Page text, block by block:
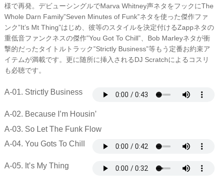
様で再発。デビューシングルでMarva Whitney声ネタをフックにThe
Whole Darn Family”Seven Minutes of Funk”ネタを使った傑作ファ
ンク”It’s Mt Thing”はじめ、彼等のスタイルを決定付けるZappネタの
重低音ファンクネスの傑作”You Got To Chill”、Bob Marleyネタが衝
撃的だったタイトルトラック”Strictly Business”等もう定番お約束ア
イテムが満載です。更に随所に挿入されるDJ Scratchによるコスリ
も必聴です。
A-01. Strictly Business
A-02. Because I’m Housin’
A-03. So Let The Funk Flow
A-04. You Gots To Chill
A-05. It’s My Thing